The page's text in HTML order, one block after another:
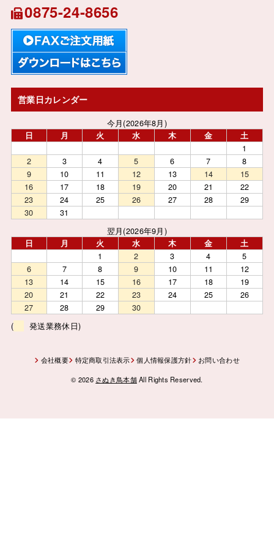
0875-24-8656
営業日カレンダー
今月(2026年8月)
日
月 火 水 木 金
土
1
2
3 4 5 6 7
8
9
10 11 12 13 14
15
16
17 18 19 20 21
22
23
24 25 26 27 28
29
30
31
翌月(2026年9月)
日
月 火 水 木 金
土
1
2 3 4
5
6
7 8 9 10 11
12
13
14 15 16 17 18
19
20
21 22 23 24 25
26
27
28 29
30
(
発送業務休日)
会社概要 特定商取引法表示 個人情報保護方針 お問い合わせ
© 2026 さぬき鳥本舗All Rights Reserved.